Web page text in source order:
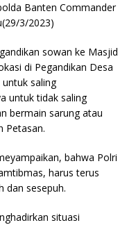
Banten Commander
3/2023)
sowan ke Masjid
di Pegandikan Desa
saling
untuk tidak saling
bermain sarung atau
Petasan.
bahwa Polri
harus terus
dan sesepuh.
situasi